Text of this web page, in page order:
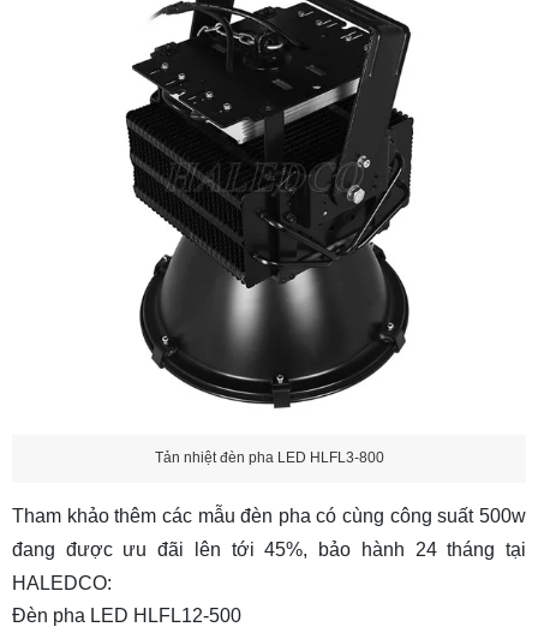
Tản nhiệt đèn pha LED HLFL3-800
Tham khảo thêm các mẫu đèn pha có cùng công suất 500w
đang được ưu đãi lên tới 45%, bảo hành 24 tháng tại
HALEDCO:
Đèn pha LED HLFL12-500